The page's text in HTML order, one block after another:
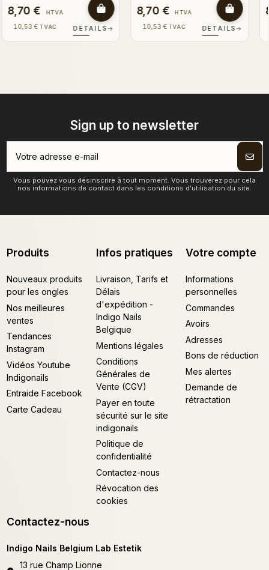
8,70 €
10,53 € TVAC DÉTAILS
8,70 €
10,53 € TVAC DÉTAILS
Sign up to newsletter
Vous pouvez vous désinscrire à tout moment. Vous trouverez pour cela
nos informations de contact dans les conditions d'utilisation du site.
Produits
Nouveaux produits
pour les ongles
Nos meilleures
ventes
Tendances
Instagram
Vidéos Youtube
Indigonails
Entraide Facebook
Carte Cadeau
Infos pratiques
Livraison, Tarifs et
Délais
d'expédition -
Indigo Nails
Belgique
Mentions légales
Conditions
Générales de
Vente (CGV)
Payer en toute
sécurité sur le site
indigonails
Politique de
confidentialité
Contactez-nous
Révocation des
cookies
Votre compte
Informations
personnelles
Commandes
Avoirs
Adresses
Bons de réduction
Mes alertes
Demande de
rétractation
Contactez-nous
Indigo Nails Belgium Lab Estetik
13 rue Champ Lionne